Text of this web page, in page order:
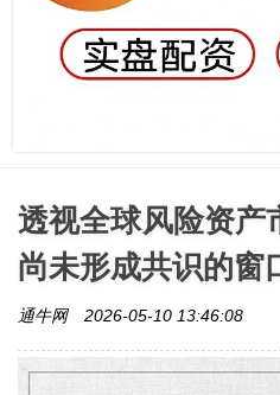
透视全球风险资产
尚未形成共识的窗
通牛网 2026-05-10 13:46:08